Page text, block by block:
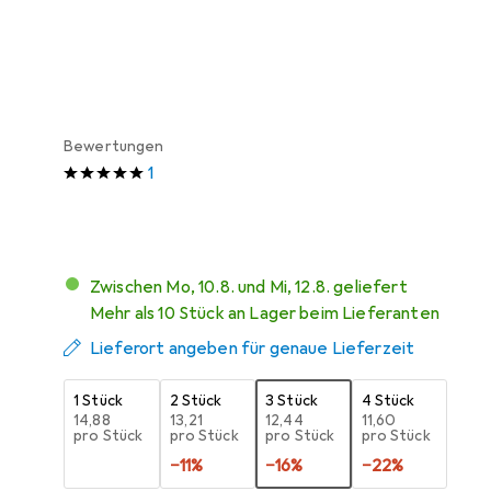
1
Bewertungen
Zwischen Mo, 10.8. und Mi, 12.8. geliefert
Mehr als 10 Stück an Lager beim Lieferanten
Lieferort angeben für genaue Lieferzeit
1 Stück
EUR
14,88
pro Stück
2 Stück
EUR
13,21
pro Stück
−11%
3 Stück
EUR
12,44
pro Stück
−16%
4 Stück
EUR
11,60
pro Stück
−22%